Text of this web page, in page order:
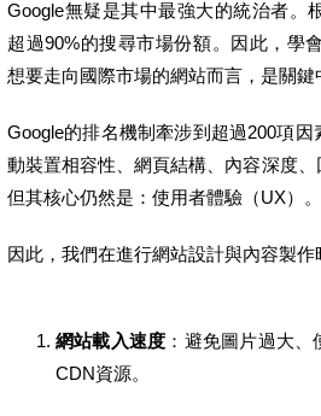
Google無疑是其中最強大的統治者。
超過90%的搜尋市場份額。因此，學
想要走向國際市場的網站而言，是關鍵
Google的排名機制牽涉到超過200項
動裝置相容性、網頁結構、內容深度、
但其核心仍然是：使用者體驗（UX）。
因此，我們在進行網站設計與內容製作
網站載入速度 ：避免圖片過大
CDN資源。